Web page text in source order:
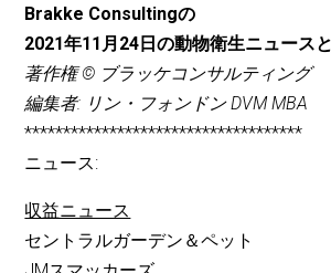
Brakke Consultingの
2021年11月24日の動物衛生ニュース
著作権 © ブラッケコンサルティング
編集者: リン・フォンドン DVM MBA
************************************
ニュース:
収益ニュース
セントラルガーデン＆ペット